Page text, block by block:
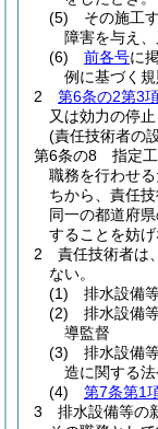
(5)
その施工
障害を与え
(6)
前各号に
例に基づく
2
第6条の2第3
又は効力の停
(責任技術者の
第6条の8
指定
職務を行わせる
ちから、責任
同一の都道府
することを妨げ
2
責任技術者は
ない。
(1)
排水設備
(2)
排水設備
導監督
(3)
排水設備
造に関する
(4)
第7条第1
3
排水設備等の